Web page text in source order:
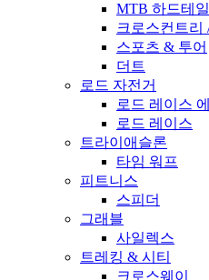
MTB 하드테일
크로스컨트리
스포츠 & 투어
더트
로드 자전거
로드 레이스
로드 레이스
트라이애슬론
타임 워프
피트니스
스피더
그래블
사일렉스
트레킹 & 시티
크로스웨이